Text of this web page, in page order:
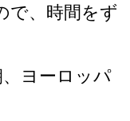
で、時間をず
ヨーロッパ